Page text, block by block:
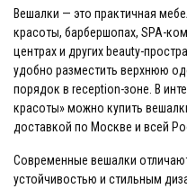
Вешалки — это практичная
красоты, барбершопах, SPA-
центрах и других beauty-
удобно разместить верхнюю
порядок в reception-зоне. В
красоты» можно купить
доставкой по Москве и всей
Современные вешалки
устойчивостью и стильным